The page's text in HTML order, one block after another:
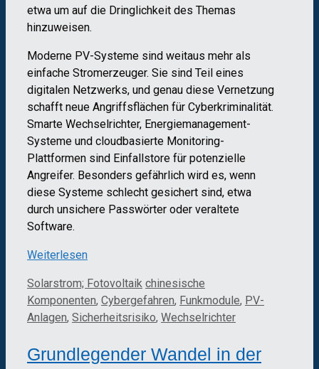
etwa um auf die Dringlichkeit des Themas
hinzuweisen.
Moderne PV-Systeme sind weitaus mehr als
einfache Stromerzeuger. Sie sind Teil eines
digitalen Netzwerks, und genau diese Vernetzung
schafft neue Angriffsflächen für Cyberkriminalität.
Smarte Wechselrichter, Energiemanagement-
Systeme und cloudbasierte Monitoring-
Plattformen sind Einfallstore für potenzielle
Angreifer. Besonders gefährlich wird es, wenn
diese Systeme schlecht gesichert sind, etwa
durch unsichere Passwörter oder veraltete
Software.
Weiterlesen
Kategorien
Solarstrom; Fotovoltaik Schlagwörter
chinesische
Komponenten, Cybergefahren, Funkmodule, PV-
Anlagen, Sicherheitsrisiko, Wechselrichter
Grundlegender Wandel in der